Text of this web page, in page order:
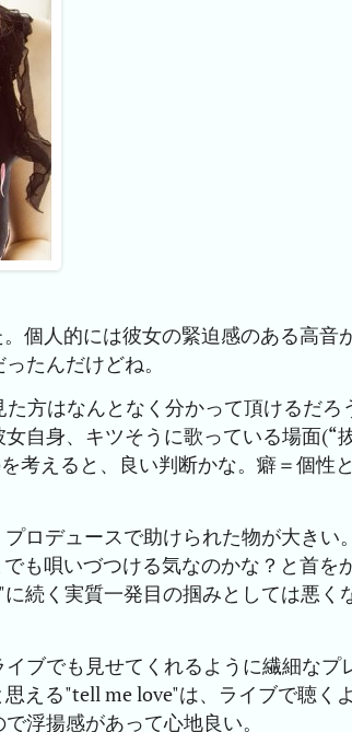
個人的には彼女の緊迫感のある高音
たんだけどね。
方はなんとなく分かって頂けるだろ
自身、キツそうに歌っている場面(“
考えると、良い判断かな。癖＝個性
ロデュースで助けられた物が大きい
も唄いづつける気なのかな？と首を
続く実質一発目の掴みとしては悪く
ブでも見せてくれるように繊細なプ
える"tell me love"は、ライブで聴く
浮揚感があって心地良い。